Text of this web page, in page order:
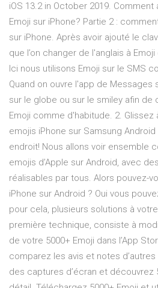
iOS 13.2 in October 2019.
Emoji sur iPhone? Partie 2 :
sur iPhone. Après avoir ajouté le
que l’on changer de l'anglais à
Ici nous utilisons Emoji sur le SMS
Quand on ouvre l'app de Messages
sur le globe ou sur le smiley afin de
Emoji comme d'habitude. 2. Glissez
emojis iPhone sur Samsung
endroit! Nous allons voir ensemble
emojis d’Apple sur Android, avec
réalisables par tous. Alors pouvez-
iPhone sur Android ? Oui vous
pour cela, plusieurs solutions à
première technique, consiste à
de votre ‎5000+ Emoji dans l’App
comparez les avis et notes
des captures d’écran et découvrez